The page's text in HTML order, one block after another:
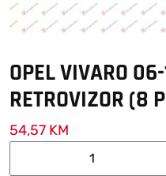
OPEL VIVARO
RETROVIZOR (8
54,57 KM